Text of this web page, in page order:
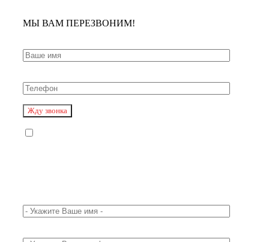
МЫ ВАМ ПЕРЕЗВОНИМ!